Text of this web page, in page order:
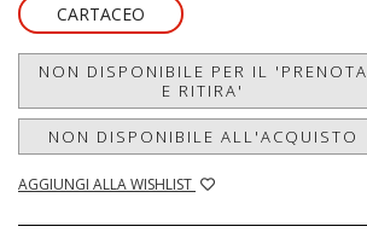
CARTACEO
NON DISPONIBILE PER IL 'PRENOTA
E RITIRA'
NON DISPONIBILE ALL'ACQUISTO
AGGIUNGI ALLA WISHLIST